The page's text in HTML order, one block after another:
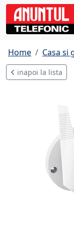
Home Casa si
inapoi la lista